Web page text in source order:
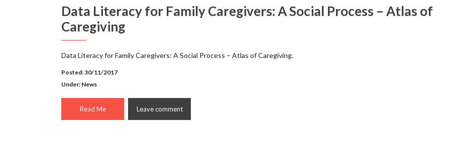
Data Literacy for Family Caregivers: A Social Process – Atlas of
Caregiving
Data Literacy for Family Caregivers: A Social Process – Atlas of Caregiving.
Posted: 30/11/2017
Under: News
Read Me Leave comment